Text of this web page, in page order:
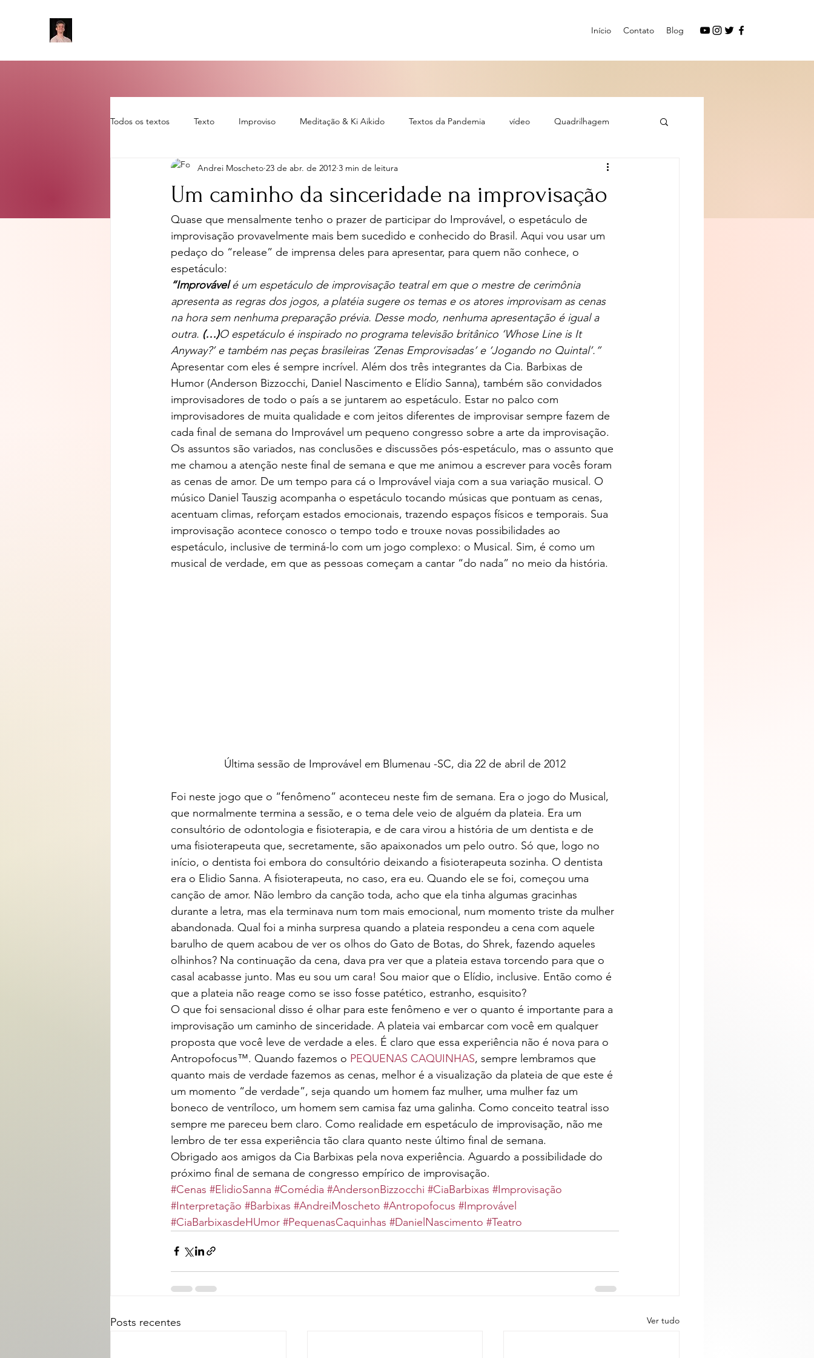
Início Contato Blog
Todos os textos Texto Improviso Meditação & Ki Aikido Textos da Pandemia vídeo Quadrilhagem
Sem categoria artigo roteiro
Um caminho da sinceridade na improvisação
Andrei Moscheto 23 de abr. de 2012 3 min de leitura
Quase que mensalmente tenho o prazer de participar do Improvável, o espetáculo de
improvisação provavelmente mais bem sucedido e conhecido do Brasil. Aqui vou usar um
pedaço do “release” de imprensa deles para apresentar, para quem não conhece, o
espetáculo:
“Improvável é um espetáculo de improvisação teatral em que o mestre de cerimônia
apresenta as regras dos jogos, a platéia sugere os temas e os atores improvisam as cenas
na hora sem nenhuma preparação prévia. Desse modo, nenhuma apresentação é igual a
outra. (…)O espetáculo é inspirado no programa televisão britânico ‘Whose Line is It
Anyway?’ e também nas peças brasileiras ‘Zenas Emprovisadas’ e ‘Jogando no Quintal’.”
Apresentar com eles é sempre incrível. Além dos três integrantes da Cia. Barbixas de
Humor (Anderson Bizzocchi, Daniel Nascimento e Elídio Sanna), também são convidados
improvisadores de todo o país a se juntarem ao espetáculo. Estar no palco com
improvisadores de muita qualidade e com jeitos diferentes de improvisar sempre fazem de
cada final de semana do Improvável um pequeno congresso sobre a arte da improvisação.
Os assuntos são variados, nas conclusões e discussões pós-espetáculo, mas o assunto que
me chamou a atenção neste final de semana e que me animou a escrever para vocês foram
as cenas de amor. De um tempo para cá o Improvável viaja com a sua variação musical. O
músico Daniel Tauszig acompanha o espetáculo tocando músicas que pontuam as cenas,
acentuam climas, reforçam estados emocionais, trazendo espaços físicos e temporais. Sua
improvisação acontece conosco o tempo todo e trouxe novas possibilidades ao
espetáculo, inclusive de terminá-lo com um jogo complexo: o Musical. Sim, é como um
musical de verdade, em que as pessoas começam a cantar “do nada” no meio da história.
Última sessão de Improvável em Blumenau -SC, dia 22 de abril de 2012
Foi neste jogo que o “fenômeno” aconteceu neste fim de semana. Era o jogo do Musical,
que normalmente termina a sessão, e o tema dele veio de alguém da plateia. Era um
consultório de odontologia e fisioterapia, e de cara virou a história de um dentista e de
uma fisioterapeuta que, secretamente, são apaixonados um pelo outro. Só que, logo no
início, o dentista foi embora do consultório deixando a fisioterapeuta sozinha. O dentista
era o Elidio Sanna. A fisioterapeuta, no caso, era eu. Quando ele se foi, começou uma
canção de amor. Não lembro da canção toda, acho que ela tinha algumas gracinhas
durante a letra, mas ela terminava num tom mais emocional, num momento triste da mulher
abandonada. Qual foi a minha surpresa quando a plateia respondeu a cena com aquele
barulho de quem acabou de ver os olhos do Gato de Botas, do Shrek, fazendo aqueles
olhinhos? Na continuação da cena, dava pra ver que a plateia estava torcendo para que o
casal acabasse junto. Mas eu sou um cara! Sou maior que o Elídio, inclusive. Então como é
que a plateia não reage como se isso fosse patético, estranho, esquisito?
O que foi sensacional disso é olhar para este fenômeno e ver o quanto é importante para a
improvisação um caminho de sinceridade. A plateia vai embarcar com você em qualquer
proposta que você leve de verdade a eles. É claro que essa experiência não é nova para o
Antropofocus™. Quando fazemos o PEQUENAS CAQUINHAS, sempre lembramos que
quanto mais de verdade fazemos as cenas, melhor é a visualização da plateia de que este é
um momento “de verdade”, seja quando um homem faz mulher, uma mulher faz um
boneco de ventríloco, um homem sem camisa faz uma galinha. Como conceito teatral isso
sempre me pareceu bem claro. Como realidade em espetáculo de improvisação, não me
lembro de ter essa experiência tão clara quanto neste último final de semana.
Obrigado aos amigos da Cia Barbixas pela nova experiência. Aguardo a possibilidade do
próximo final de semana de congresso empírico de improvisação.
#Cenas #ElidioSanna #Comédia #AndersonBizzocchi #CiaBarbixas #Improvisação
#Interpretação #Barbixas #AndreiMoscheto #Antropofocus #Improvável
#CiaBarbixasdeHUmor #PequenasCaquinhas #DanielNascimento #Teatro
Posts recentes Ver tudo